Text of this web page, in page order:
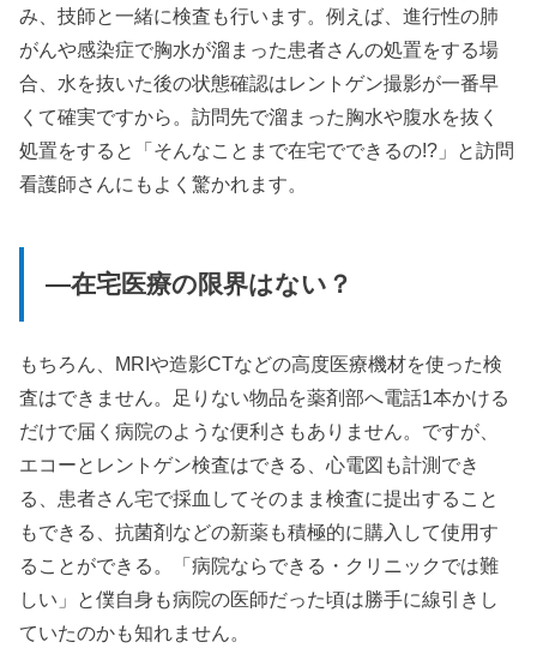
み、技師と一緒に検査も行います。例えば、進行性の肺
がんや感染症で胸水が溜まった患者さんの処置をする場
合、水を抜いた後の状態確認はレントゲン撮影が一番早
くて確実ですから。訪問先で溜まった胸水や腹水を抜く
処置をすると「そんなことまで在宅でできるの!?」と訪問
看護師さんにもよく驚かれます。
—在宅医療の限界はない？
もちろん、MRIや造影CTなどの高度医療機材を使った検
査はできません。足りない物品を薬剤部へ電話1本かける
だけで届く病院のような便利さもありません。ですが、
エコーとレントゲン検査はできる、心電図も計測でき
る、患者さん宅で採血してそのまま検査に提出すること
もできる、抗菌剤などの新薬も積極的に購入して使用す
ることができる。「病院ならできる・クリニックでは難
しい」と僕自身も病院の医師だった頃は勝手に線引きし
ていたのかも知れません。